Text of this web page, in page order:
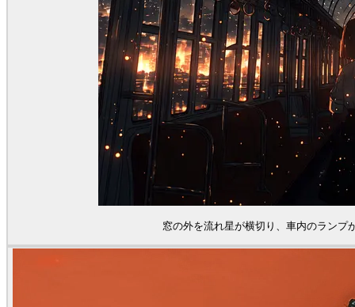
窓の外を流れ星が横切り、車内のランプ